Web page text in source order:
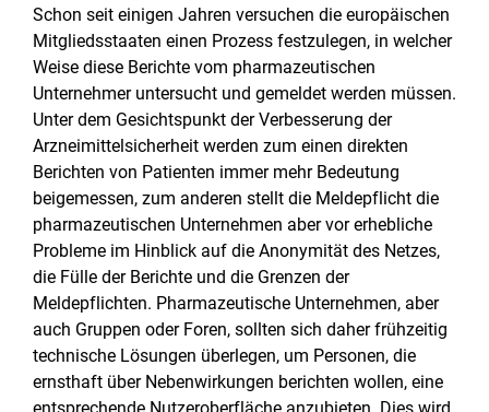
Schon seit einigen Jahren versuchen die europäischen
Mitgliedsstaaten einen Prozess festzulegen, in welcher
Weise diese Berichte vom pharmazeutischen
Unternehmer untersucht und gemeldet werden müssen.
Unter dem Gesichtspunkt der Verbesserung der
Arzneimittelsicherheit werden zum einen direkten
Berichten von Patienten immer mehr Bedeutung
beigemessen, zum anderen stellt die Meldepflicht die
pharmazeutischen Unternehmen aber vor erhebliche
Probleme im Hinblick auf die Anonymität des Netzes,
die Fülle der Berichte und die Grenzen der
Meldepflichten. Pharmazeutische Unternehmen, aber
auch Gruppen oder Foren, sollten sich daher frühzeitig
technische Lösungen überlegen, um Personen, die
ernsthaft über Nebenwirkungen berichten wollen, eine